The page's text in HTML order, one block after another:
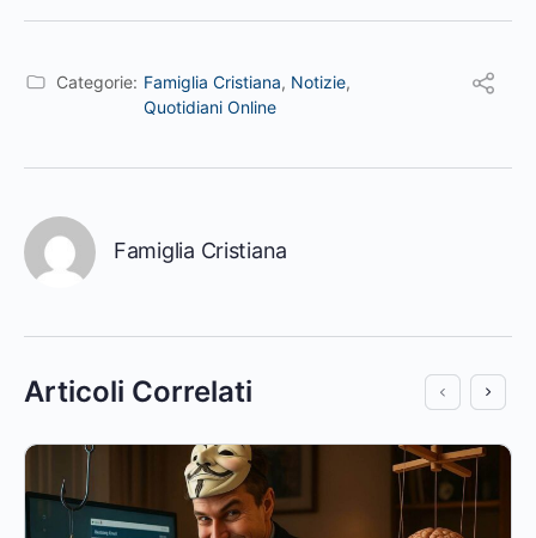
Categorie: Famiglia Cristiana, Notizie,
Quotidiani Online
Famiglia Cristiana
Articoli Correlati